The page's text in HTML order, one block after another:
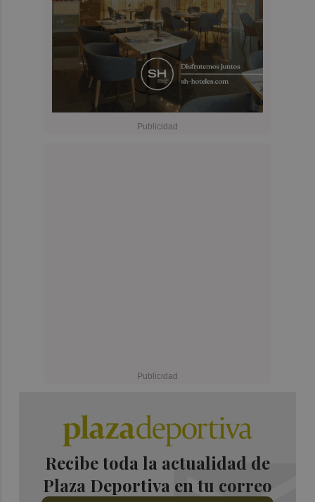
Recibe toda la actualidad de
Plaza Deportiva en tu correo